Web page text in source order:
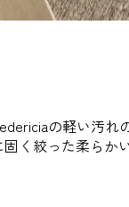
の軽い汚れ
く絞った柔らか